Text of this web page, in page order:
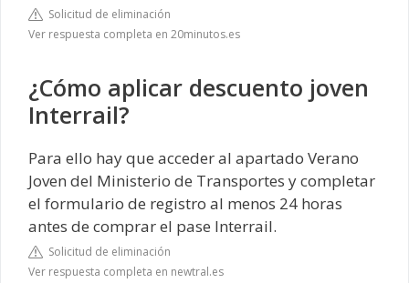
Solicitud de eliminación
Ver respuesta completa en 20minutos.es
¿Cómo aplicar descuento joven
Interrail?
Para ello hay que acceder al apartado Verano
Joven del Ministerio de Transportes y completar
el formulario de registro al menos 24 horas
antes de comprar el pase Interrail.
Solicitud de eliminación
Ver respuesta completa en newtral.es